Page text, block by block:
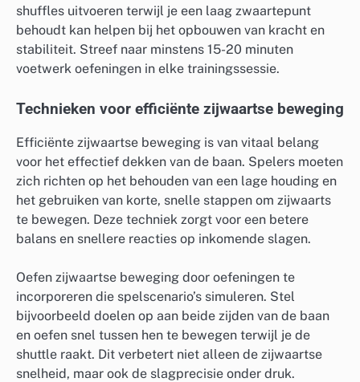
shuffles uitvoeren terwijl je een laag zwaartepunt
behoudt kan helpen bij het opbouwen van kracht en
stabiliteit. Streef naar minstens 15-20 minuten
voetwerk oefeningen in elke trainingssessie.
Technieken voor efficiënte zijwaartse beweging
Efficiënte zijwaartse beweging is van vitaal belang
voor het effectief dekken van de baan. Spelers moeten
zich richten op het behouden van een lage houding en
het gebruiken van korte, snelle stappen om zijwaarts
te bewegen. Deze techniek zorgt voor een betere
balans en snellere reacties op inkomende slagen.
Oefen zijwaartse beweging door oefeningen te
incorporeren die spelscenario’s simuleren. Stel
bijvoorbeeld doelen op aan beide zijden van de baan
en oefen snel tussen hen te bewegen terwijl je de
shuttle raakt. Dit verbetert niet alleen de zijwaartse
snelheid, maar ook de slagprecisie onder druk.